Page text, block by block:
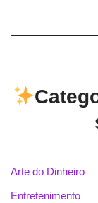
Arte do Dinheiro
Entretenimento